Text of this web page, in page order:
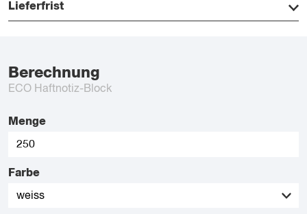
Lieferfrist
Berechnung
ECO Haftnotiz-Block
Menge
Farbe